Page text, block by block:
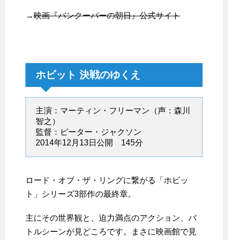
→映画『バンクーバーの朝日』公式サイト
ホビット 決戦のゆくえ
主演：マーティン・フリーマン（声：森川
智之）
監督：ピーター・ジャクソン
2014年12月13日公開 145分
ロード・オブ・ザ・リングに繋がる「ホビッ
ト」シリーズ3部作の最終章。
主にその世界観と、迫力満点のアクション、バ
トルシーンが見どころです。まさに映画館で見